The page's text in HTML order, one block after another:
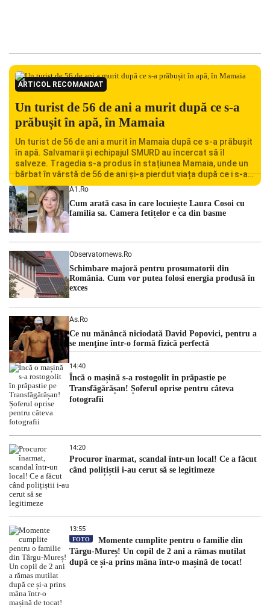
ARTICOL RECOMANDAT
Un turist de 56 de ani a murit după ce s-a
prăbușit în apă, în Mamaia
Un turist de 56 de ani a murit în Mamaia după ce s-a prăbușit
în apă. Salvamarii și echipajul SMURD au încercat să îl
salveze. Tragedia s-a produs în stațiunea Mamaia, unde un
bărbat în vârstă de 56 de ani și-a pierdut viața după ce i s-a
făcut rău în timp ce se afla în […]
A1.ro
Cum arată casa în care locuiește Laura Cosoi cu
familia sa. Camera fetițelor e ca din basme
Observatornews.ro
Schimbare majoră pentru prosumatorii din
România. Cum vor putea folosi energia produsă în
exces
As.ro
Ce nu mănâncă niciodată David Popovici, pentru a
se menţine într-o formă fizică perfectă
14:40
Încă o mașină s-a rostogolit în prăpastie pe
Transfăgărășan! Șoferul oprise pentru câteva
fotografii
14:20
Procuror înarmat, scandal într-un local! Ce a făcut
când polițiștii i-au cerut să se legitimeze
13:55
FOTO
Momente cumplite pentru o familie din
Târgu-Mureș! Un copil de 2 ani a rămas mutilat
după ce și-a prins mâna într-o mașină de tocat!